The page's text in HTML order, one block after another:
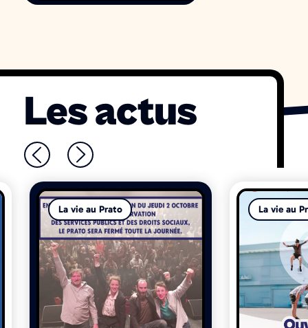
Les actus
La vie au Prato La vie au